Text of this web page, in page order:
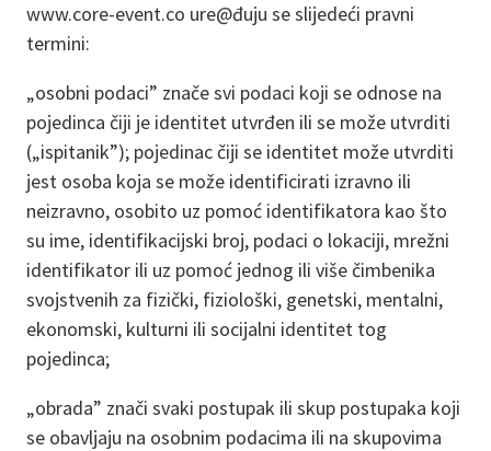
www.core-event.co ure@đuju se slijedeći pravni
termini:
„osobni podaci” znače svi podaci koji se odnose na
pojedinca čiji je identitet utvrđen ili se može utvrditi
(„ispitanik”); pojedinac čiji se identitet može utvrditi
jest osoba koja se može identificirati izravno ili
neizravno, osobito uz pomoć identifikatora kao što
su ime, identifikacijski broj, podaci o lokaciji, mrežni
identifikator ili uz pomoć jednog ili više čimbenika
svojstvenih za fizički, fiziološki, genetski, mentalni,
ekonomski, kulturni ili socijalni identitet tog
pojedinca;
„obrada” znači svaki postupak ili skup postupaka koji
se obavljaju na osobnim podacima ili na skupovima